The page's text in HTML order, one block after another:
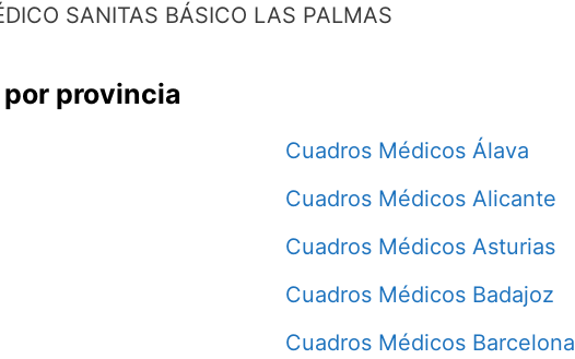
SANITAS BÁSICO LAS PALMAS
provincia
Cuadros Médicos Álava
Cuadros Médicos Alicante
Cuadros Médicos Asturias
Cuadros Médicos Badajoz
Cuadros Médicos Barcelona